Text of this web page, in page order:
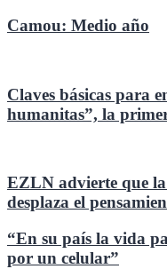
Camou: Medio año
Claves básicas para
humanitas”, la
EZLN advierte que
desplaza el
“En su país la vida
por un celular”